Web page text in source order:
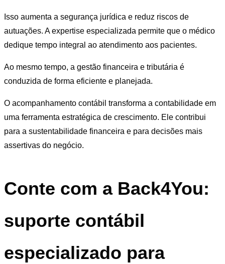
Isso aumenta a segurança jurídica e reduz riscos de
autuações. A expertise especializada permite que o médico
dedique tempo integral ao atendimento aos pacientes.
Ao mesmo tempo, a gestão financeira e tributária é
conduzida de forma eficiente e planejada.
O acompanhamento contábil transforma a contabilidade em
uma ferramenta estratégica de crescimento. Ele contribui
para a sustentabilidade financeira e para decisões mais
assertivas do negócio.
Conte com a Back4You:
suporte contábil
especializado para